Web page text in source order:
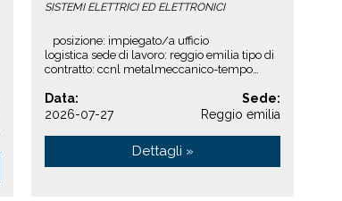
SISTEMI ELETTRICI ED ELETTRONICI
posizione: impiegato/a ufficio
logistica sede di lavoro: reggio emilia tipo di
contratto: ccnl metalmeccanico-tempo
Data:
2026-07-27
Sede:
Reggio emilia
Dettagli »